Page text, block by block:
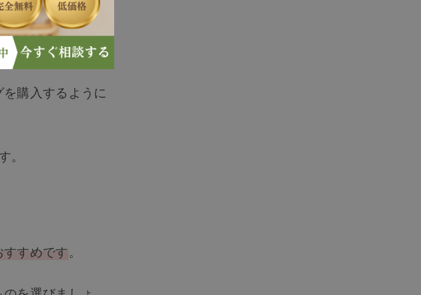
印象が異なりま
購入するように
すめです。